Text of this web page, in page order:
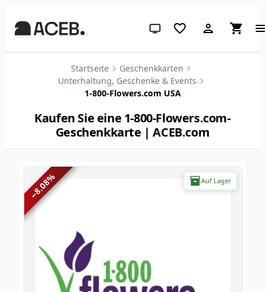
System-Design (klicken für
Startseite
Geschenkkarten
Unterhaltung, Geschenke & Events
1-800-Flowers.com USA
Kaufen Sie eine 1-800-Flowers.com-
Geschenkkarte | ACEB.com
Auf Lager
−
8.08
%